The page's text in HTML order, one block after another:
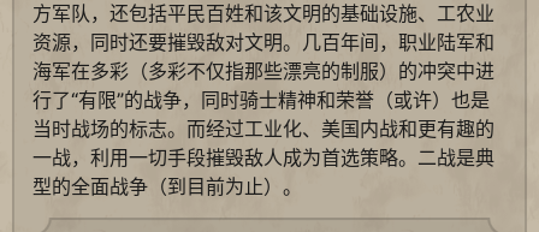
方军队，还包括平民百姓和该文明的基础设施、工农业
资源，同时还要摧毁敌对文明。几百年间，职业陆军和
海军在多彩（多彩不仅指那些漂亮的制服）的冲突中进
行了“有限”的战争，同时骑士精神和荣誉（或许）也是
当时战场的标志。而经过工业化、美国内战和更有趣的
一战，利用一切手段摧毁敌人成为首选策略。二战是典
型的全面战争（到目前为止）。